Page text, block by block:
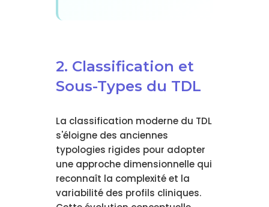
2. Classification et
Sous-Types du TDL
La classification moderne du TDL
s'éloigne des anciennes
typologies rigides pour adopter
une approche dimensionnelle qui
reconnaît la complexité et la
variabilité des profils cliniques.